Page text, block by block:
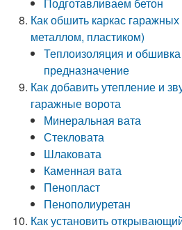
Как обшить каркас
металлом, пластиком)
Теплоизоляция и
предназначение
Как добавить утепление и
гаражные ворота
Минеральная вата
Стекловата
Шлаковата
Каменная вата
Пенопласт
Пенополиуретан
Как установить